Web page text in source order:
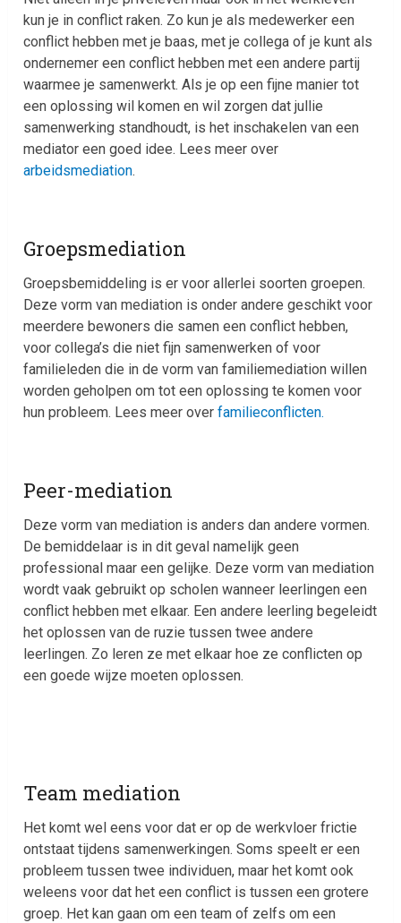
kun je in conflict raken. Zo kun je als medewerker een
conflict hebben met je baas, met je collega of je kunt als
ondernemer een conflict hebben met een andere partij
waarmee je samenwerkt. Als je op een fijne manier tot
een oplossing wil komen en wil zorgen dat jullie
samenwerking standhoudt, is het inschakelen van een
mediator een goed idee. Lees meer over
arbeidsmediation.
Groepsmediation
Groepsbemiddeling is er voor allerlei soorten groepen.
Deze vorm van mediation is onder andere geschikt voor
meerdere bewoners die samen een conflict hebben,
voor collega’s die niet fijn samenwerken of voor
familieleden die in de vorm van familiemediation willen
worden geholpen om tot een oplossing te komen voor
hun probleem. Lees meer overfamilieconflicten.
Peer-mediation
Deze vorm van mediation is anders dan andere vormen.
De bemiddelaar is in dit geval namelijk geen
professional maar een gelijke. Deze vorm van mediation
wordt vaak gebruikt op scholen wanneer leerlingen een
conflict hebben met elkaar. Een andere leerling begeleidt
het oplossen van de ruzie tussen twee andere
leerlingen. Zo leren ze met elkaar hoe ze conflicten op
een goede wijze moeten oplossen.
Team mediation
Het komt wel eens voor dat er op de werkvloer frictie
ontstaat tijdens samenwerkingen. Soms speelt er een
probleem tussen twee individuen, maar het komt ook
weleens voor dat het een conflict is tussen een grotere
groep. Het kan gaan om een team of zelfs om een